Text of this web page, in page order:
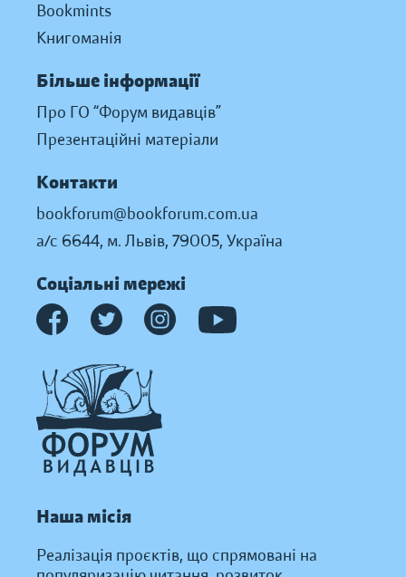
Bookmints
Книгоманія
Більше інформації
Про ГО “Форум видавців”
Презентаційні матеріали
Контакти
bookforum@bookforum.com.ua
а/с 6644, м. Львів, 79005, Україна
Соціальні мережі
Наша місія
Реалізація проєктів, що спрямовані на